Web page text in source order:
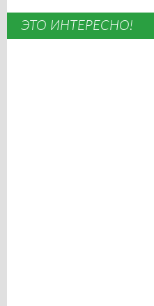
ЭТО ИНТЕРЕСНО!